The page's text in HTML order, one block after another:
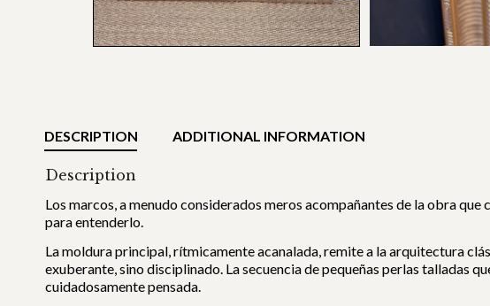
DESCRIPTION ADDITIONAL INFORMATION
Description
Los marcos, a menudo considerados meros acompañantes de la obra
para entenderlo.
La moldura principal, rítmicamente acanalada, remite a la arquitectura
exuberante, sino disciplinado. La secuencia de pequeñas perlas talladas
cuidadosamente pensada.